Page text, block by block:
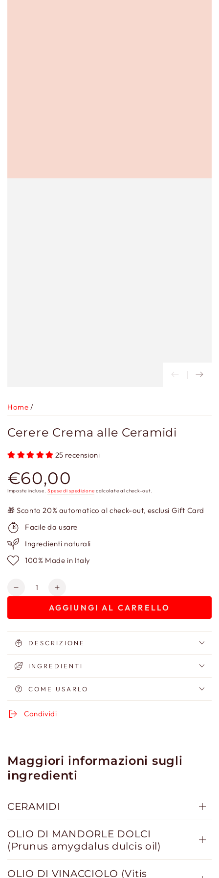
Home /
Cerere Crema alle Ceramidi
25 recensioni
Prezzo
regolare
€60,00
Imposte incluse. Spese di spedizione calcolate al check-out.
🎁 Sconto 20% automatico al check-out, esclusi Gift Card
Facile da usare
Ingredienti naturali
100% Made in Italy
Quantità
Diminuisci
Crema
alle
Ceramidi
Aumenta
per
Crema
alle
Ceramidi
AGGIUNGI AL CARRELLO
DESCRIZIONE
INGREDIENTI
COME USARLO
Condividi
Maggiori informazioni sugli
ingredienti
CERAMIDI
OLIO DI MANDORLE DOLCI
(Prunus amygdalus dulcis oil)
OLIO DI VINACCIOLO (Vitis